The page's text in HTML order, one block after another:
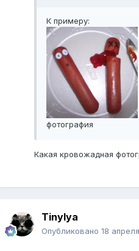
К примеру:
фотография
Какая кровожадная
Tinylya
Опубликовано 18